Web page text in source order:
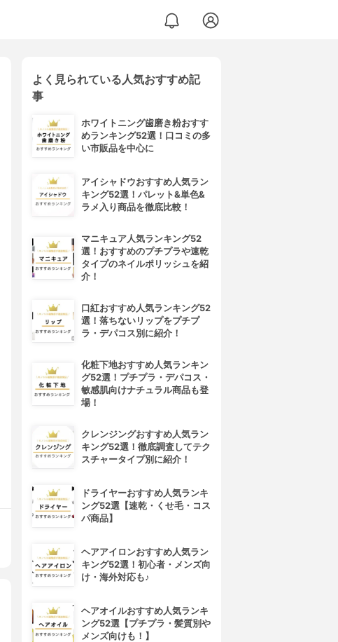
よく見られている人気おすすめ記
事
ホワイトニング歯磨き粉おすす
めランキング52選！口コミの多
い市販品を中心に
アイシャドウおすすめ人気ラン
キング52選！パレット&単色&
ラメ入り商品を徹底比較！
マニキュア人気ランキング52
選！おすすめのプチプラや速乾
タイプのネイルポリッシュを紹
介！
口紅おすすめ人気ランキング52
選！落ちないリップをプチプ
ラ・デパコス別に紹介！
化粧下地おすすめ人気ランキン
グ52選！プチプラ・デパコス・
敏感肌向けナチュラル商品も登
場！
クレンジングおすすめ人気ラン
キング52選！徹底調査してテク
スチャータイプ別に紹介！
ドライヤーおすすめ人気ランキ
ング52選【速乾・くせ毛・コス
パ商品】
ヘアアイロンおすすめ人気ラン
キング52選！初心者・メンズ向
け・海外対応も♪
ヘアオイルおすすめ人気ランキ
ング52選【プチプラ・髪質別や
メンズ向けも！】